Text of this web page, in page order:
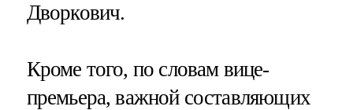
Дворкович.
Кроме того, по словам вице-
премьера, важной составляющих